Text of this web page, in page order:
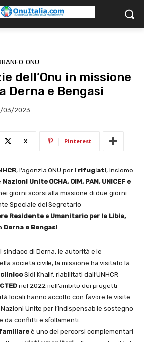
ONU
dell’Onu in missione
Derna e Bengasi
03/2023
X Pinterest
, l’agenzia ONU per i rifugiati, insieme
Nazioni Unite OCHA, OIM, PAM, UNICEF e
giorni scorsi alla missione di due giorni
Speciale del Segretario
Residente e Umanitario per la Libia,
Derna e Bengasi.
sindaco di Derna, le autorità e le
società civile, la missione ha visitato la
Sidi Khalif, riabilitati dall’UNHCR
nel 2022 nell’ambito dei progetti
locali hanno accolto con favore le visite
Unite per l’indispensabile sostegno
da conflitti e sfollamenti.
è uno dei percorsi complementari